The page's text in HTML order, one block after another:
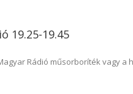
19.25-19.45
Rádió műsorboríték vagy a